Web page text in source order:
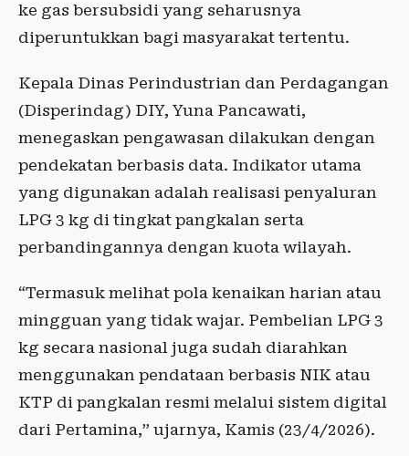
ke gas bersubsidi yang seharusnya
diperuntukkan bagi masyarakat tertentu.
Kepala Dinas Perindustrian dan Perdagangan
(Disperindag) DIY, Yuna Pancawati,
menegaskan pengawasan dilakukan dengan
pendekatan berbasis data. Indikator utama
yang digunakan adalah realisasi penyaluran
LPG 3 kg di tingkat pangkalan serta
perbandingannya dengan kuota wilayah.
“Termasuk melihat pola kenaikan harian atau
mingguan yang tidak wajar. Pembelian LPG 3
kg secara nasional juga sudah diarahkan
menggunakan pendataan berbasis NIK atau
KTP di pangkalan resmi melalui sistem digital
dari Pertamina,” ujarnya, Kamis (23/4/2026).